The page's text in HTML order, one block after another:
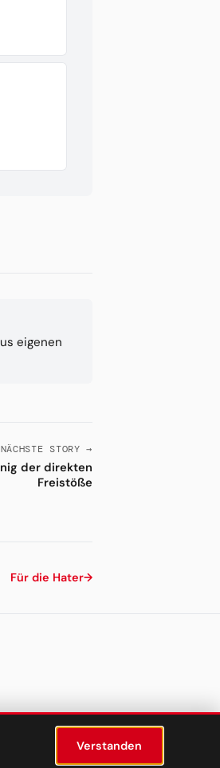
eigenen
NÄCHSTE STORY →
der direkten
Freistöße
Für die Hater→
Verstanden